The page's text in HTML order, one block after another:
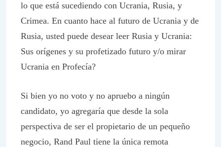
lo que está sucediendo con Ucrania, Rusia, y
Crimea. En cuanto hace al futuro de Ucrania y de
Rusia, usted puede desear leer Rusia y Ucrania:
Sus orígenes y su profetizado futuro y/o mirar
Ucrania en Profecía?
Si bien yo no voto y no apruebo a ningún
candidato, yo agregaría que desde la sola
perspectiva de ser el propietario de un pequeño
negocio, Rand Paul tiene la única remota